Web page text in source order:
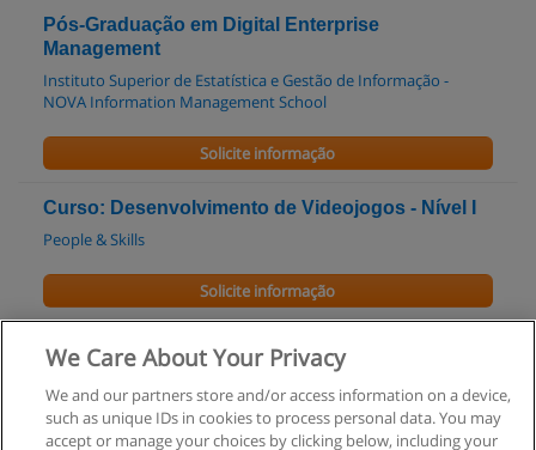
Pós-Graduação em Digital Enterprise
Management
Instituto Superior de Estatística e Gestão de Informação -
NOVA Information Management School
Solicite informação
Curso: Desenvolvimento de Videojogos - Nível I
People & Skills
Solicite informação
Curso: Kids Developers - Nível I
Solicite informação
We Care About Your Privacy
We and our partners store and/or access information on a device,
such as unique IDs in cookies to process personal data. You may
accept or manage your choices by clicking below, including your